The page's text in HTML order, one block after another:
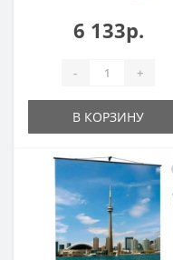
6 133р.
- +
В КОРЗИНУ